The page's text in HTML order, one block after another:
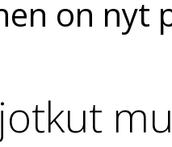
on nyt